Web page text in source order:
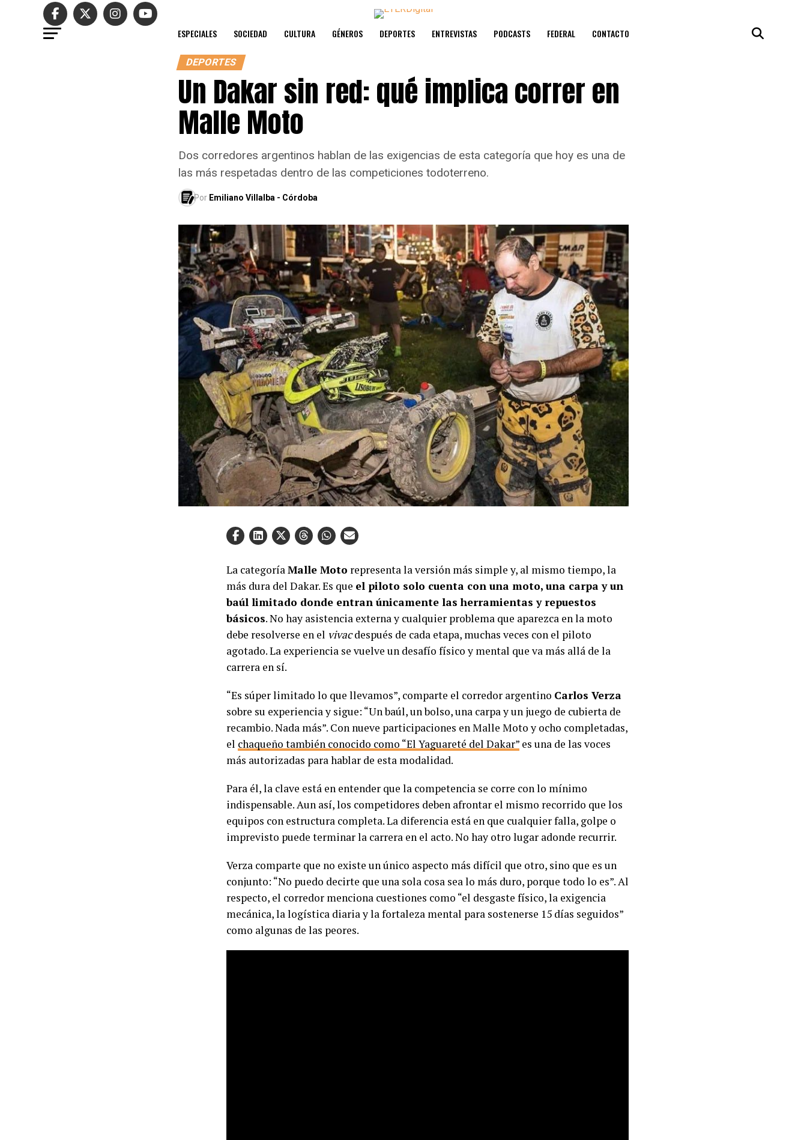
ESPECIALES SOCIEDAD CULTURA GÉNEROS DEPORTES ENTREVISTAS PODCASTS FEDERAL CONTACTO
DEPORTES
Un Dakar sin red: qué implica correr en
Malle Moto
Dos corredores argentinos hablan de las exigencias de esta categoría que hoy es una de
las más respetadas dentro de las competiciones todoterreno.
Por Emiliano Villalba - Córdoba
La categoríaMalle Moto representa la versión más simple y, al mismo tiempo, la
más dura del Dakar. Es que el piloto solo cuenta con una moto, una carpa y un
baúl limitado donde entran únicamente las herramientas y repuestos
básicos. No hay asistencia externa y cualquier problema que aparezca en la moto
debe resolverse en el vivacdespués de cada etapa, muchas veces con el piloto
agotado. La experiencia se vuelve un desafío físico y mental que va más allá de la
carrera en sí.
“Es súper limitado lo que llevamos”, comparte el corredor argentino Carlos Verza
sobre su experiencia y sigue: “Un baúl, un bolso, una carpa y un juego de cubierta de
recambio. Nada más”. Con nueve participaciones en Malle Moto y ocho completadas,
el chaqueño también conocido como “El Yaguareté del Dakar” es una de las voces
más autorizadas para hablar de esta modalidad.
Para él, la clave está en entender que la competencia se corre con lo mínimo
indispensable. Aun así, los competidores deben afrontar el mismo recorrido que los
equipos con estructura completa. La diferencia está en que cualquier falla, golpe o
imprevisto puede terminar la carrera en el acto. No hay otro lugar adonde recurrir.
Verza comparte que no existe un único aspecto más difícil que otro, sino que es un
conjunto: “No puedo decirte que una sola cosa sea lo más duro, porque todo lo es”. Al
respecto, el corredor menciona cuestiones como “el desgaste físico, la exigencia
mecánica, la logística diaria y la fortaleza mental para sostenerse 15 días seguidos”
como algunas de las peores.